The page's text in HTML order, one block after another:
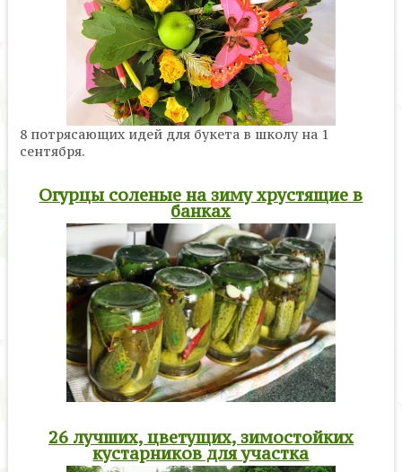
8 потрясающих идей для букета в школу на 1
сентября.
Огурцы соленые на зиму хрустящие в
банках
26 лучших, цветущих, зимостойких
кустарников для участка